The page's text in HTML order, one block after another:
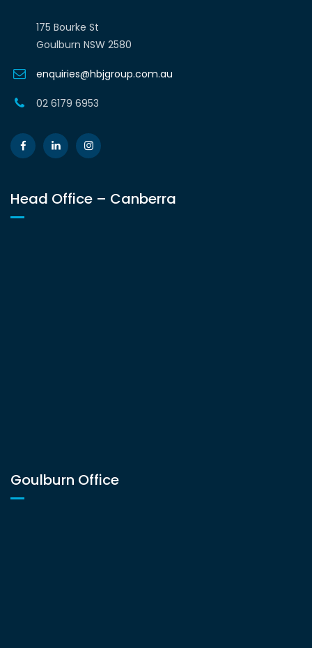
175 Bourke St
Goulburn NSW 2580
enquiries@hbjgroup.com.au
02 6179 6953
Head Office – Canberra
Goulburn Office